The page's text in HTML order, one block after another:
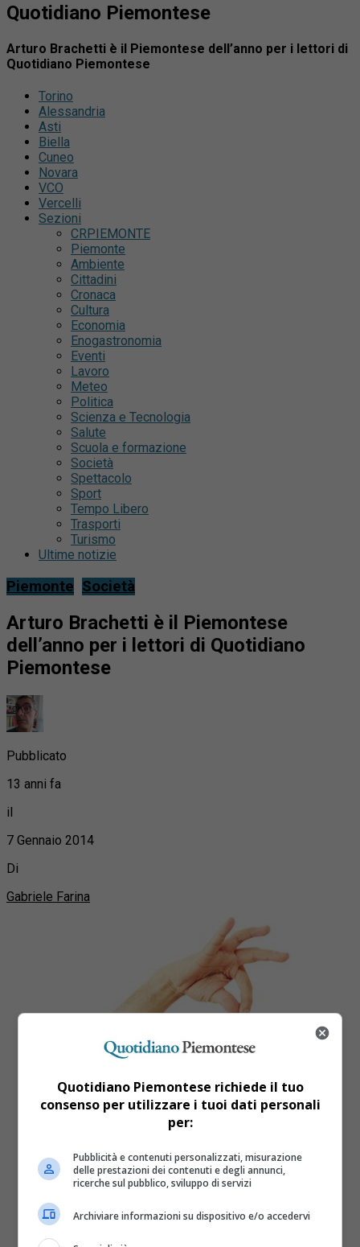
Quotidiano Piemontese
Arturo Brachetti è il Piemontese dell’anno per i lettori di
Quotidiano Piemontese
Torino
Alessandria
Asti
Biella
Cuneo
Novara
VCO
Vercelli
Sezioni
CRPIEMONTE
Piemonte
Ambiente
Cittadini
Cronaca
Cultura
Economia
Enogastronomia
Eventi
Lavoro
Meteo
Politica
Scienza e Tecnologia
Salute
Scuola e formazione
Società
Spettacolo
Sport
Tempo Libero
Trasporti
Turismo
Ultime notizie
Piemonte Società
Arturo Brachetti è il Piemontese
dell’anno per i lettori di Quotidiano
Piemontese
Pubblicato
13 anni fa
il
7 Gennaio 2014
Di
Gabriele Farina
Quotidiano Piemontese richiede il tuo
consenso per utilizzare i tuoi dati personali
per:
Pubblicità e contenuti personalizzati, misurazione
delle prestazioni dei contenuti e degli annunci,
ricerche sul pubblico, sviluppo di servizi
Archiviare informazioni su dispositivo e/o accedervi